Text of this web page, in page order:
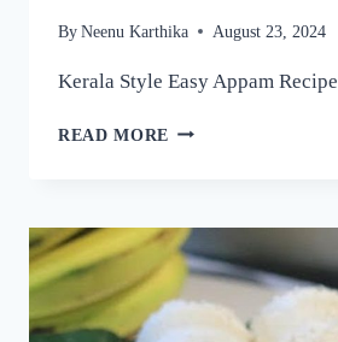
By Neenu Karthika August 23, 2024
Kerala Style Easy Appam Recipe
READ MORE യീസ്റ്റ്
പഞ്ഞിപോലെ
സോഫ്റ്റ്
ആയ
പാലപ്പം
കിട്ടാൻ